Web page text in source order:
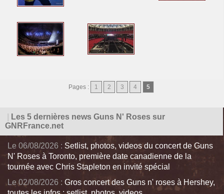
Pages : 1 2 3 4 5
Les 5 dernières news Guns N' Roses sur
GNRFrance.net
Le 06/08/2026 : Setlist, photos, videos du concert de Guns
N' Roses à Toronto, première date canadienne de la
tournée avec Chris Stapleton en invité spécial
Le 02/08/2026 : Gros concert des Guns n' roses à Hershey,